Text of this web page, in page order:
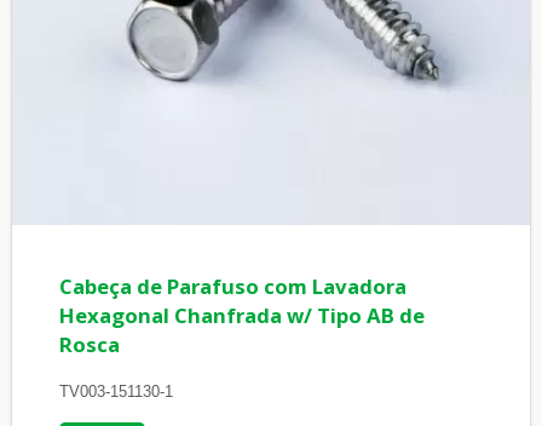
Cabeça de Parafuso com Lavadora
Hexagonal Chanfrada w/ Tipo AB de
Rosca
TV003-151130-1